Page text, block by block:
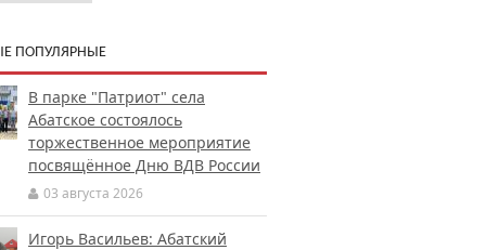
ПОПУЛЯРНЫЕ
В парке "Патриот" села
Абатское состоялось
торжественное мероприятие
посвящённое Дню ВДВ России
03 августа 2026
Игорь Васильев: Абатский